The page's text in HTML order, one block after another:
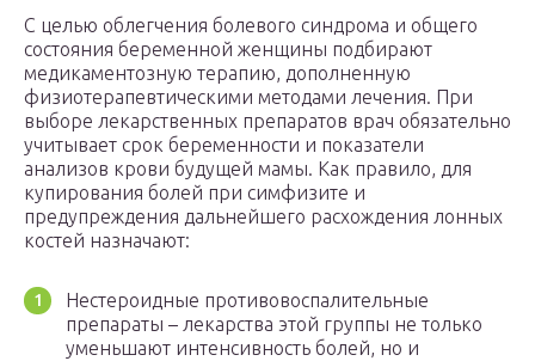
С целью облегчения болевого синдрома и общего
состояния беременной женщины подбирают
медикаментозную терапию, дополненную
физиотерапевтическими методами лечения. При
выборе лекарственных препаратов врач обязательно
учитывает срок беременности и показатели
анализов крови будущей мамы. Как правило, для
купирования болей при симфизите и
предупреждения дальнейшего расхождения лонных
костей назначают:
Нестероидные противовоспалительные
препараты – лекарства этой группы не только
уменьшают интенсивность болей, но и